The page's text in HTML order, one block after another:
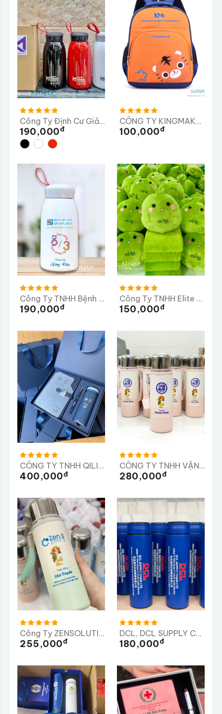
Công Ty Định Cư Giải Pháp Nhân Lực MINH NGUYÊN
190,000Đ
CÔNG TY KINGMAKER III (VIỆT NAM) GIÀY
100,000Đ
Công Ty TNHH Bệnh Viện Mắt Quang Đức
190,000Đ
Công Ty TNHH Elite Long Thành
150,000Đ
CÔNG TY TNHH QILII, CÔNG Y TNHH SX TM VÀ DV XYTASO
400,000Đ
CÔNG TY TNHH VẬN TẢI VÀ XÂY DỰNG TRÀ MY
280,000Đ
Công Ty ZENSOLUTION
255,000Đ
DCL, DCL SUPPLY CHAIN LTD, Công Ty TNHH Quản Lý Chuỗi Cung Ứng DCL
180,000Đ